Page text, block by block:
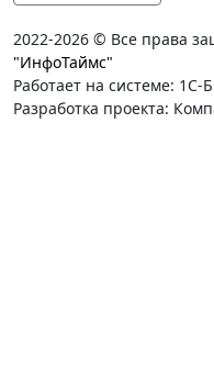
2022-2026 © Все права
"ИнфоТаймс"
Работает на системе:
Разработка проекта: